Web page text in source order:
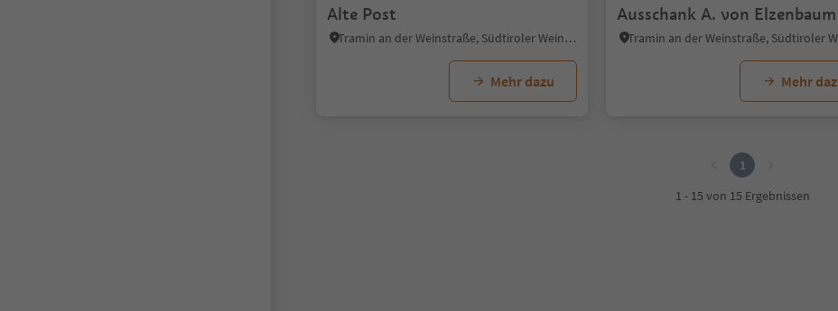
Alte Post
Tramin an der Weinstraße, Südtiroler Weinstraße
Mehr dazu
Ausschank A. von Elzenbaum
Mehr
1
1 - 15 von 15 Ergebnissen